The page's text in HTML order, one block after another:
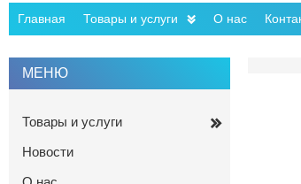
Главная Товары и услуги О нас
Товары и услуги
Новости